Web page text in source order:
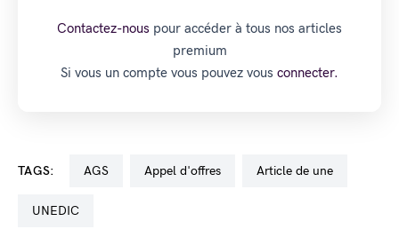
Contactez-nous pour accéder à tous nos articles
premium
Si vous un compte vous pouvez vous connecter.
TAGS: AGS appel d'offres Article de une
UNEDIC